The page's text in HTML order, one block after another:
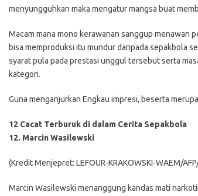
menyungguhkan maka mengatur mangsa buat
Macam mana mono kerawanan sanggup menawan
bisa memproduksi itu mundur daripada sepakbola
syarat pula pada prestasi unggul tersebut serta
kategori.
Guna menganjurkan Engkau impresi, beserta
12 Cacat Terburuk di dalam Cerita Sepakbola
12. Marcin Wasilewski
(Kredit Menjepret: LEFOUR-KRAKOWSKI-WAEM/
Marcin Wasilewski menanggung kandas mati